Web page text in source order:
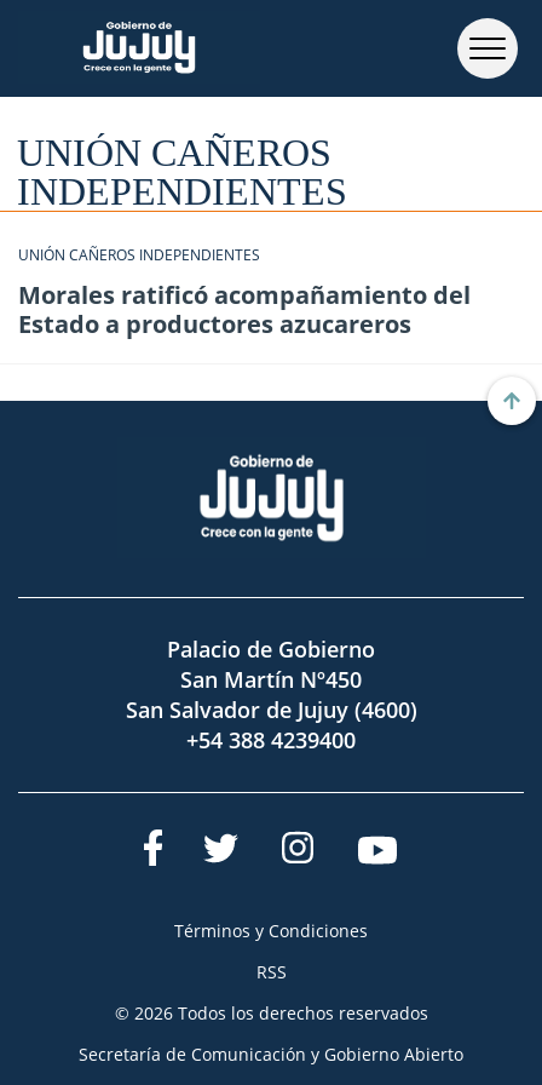
UNIÓN CAÑEROS
INDEPENDIENTES
UNIÓN CAÑEROS INDEPENDIENTES
Morales ratificó acompañamiento del
Estado a productores azucareros
Palacio de Gobierno
San Martín Nº450
San Salvador de Jujuy (4600)
+54 388 4239400
Términos y Condiciones
RSS
© 2026 Todos los derechos reservados
Secretaría de Comunicación y Gobierno Abierto